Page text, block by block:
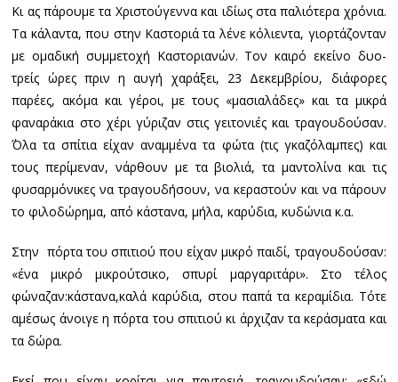
Κι ας πάρουμε τα Χριστούγεννα και ιδίως στα παλιότερα χρόνια.
Τα κάλαντα, που στην Καστοριά τα λένε κόλιεντα, γιορτάζονταν
με ομαδική συμμετοχή Καστοριανών. Τον καιρό εκείνο δυο-
τρείς ώρες πριν η αυγή χαράξει, 23 Δεκεμβρίου, διάφορες
παρέες, ακόμα και γέροι, με τους «μασιαλάδες» και τα μικρά
φαναράκια στο χέρι γύριζαν στις γειτονιές και τραγουδούσαν.
΄Όλα τα σπίτια είχαν αναμμένα τα φώτα (τις γκαζόλαμπες) και
τους περίμεναν, νάρθουν με τα βιολιά, τα μαντολίνα και τις
φυσαρμόνικες να τραγουδήσουν, να κεραστούν και να πάρουν
το φιλοδώρημα, από κάστανα, μήλα, καρύδια, κυδώνια κ.α.
Στην πόρτα του σπιτιού που είχαν μικρό παιδί, τραγουδούσαν:
«ένα μικρό μικρούτσικο, σπυρί μαργαριτάρι». Στο τέλος
φώναζαν:κάστανα,καλά καρύδια, στου παπά τα κεραμίδια. Τότε
αμέσως άνοιγε η πόρτα του σπιτιού κι άρχιζαν τα κεράσματα και
τα δώρα.